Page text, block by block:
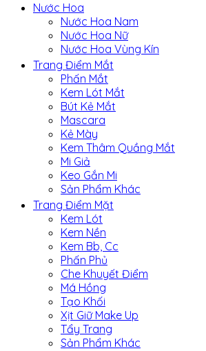
Nước Hoa
Nước Hoa Nam
Nước Hoa Nữ
Nước Hoa Vùng Kín
Trang Điểm Mắt
Phấn Mắt
Kem Lót Mắt
Bút Kẻ Mắt
Mascara
Kẻ Mày
Kem Thâm Quầng Mắt
Mi Giả
Keo Gắn Mi
Sản Phẩm Khác
Trang Điểm Mặt
Kem Lót
Kem Nền
Kem Bb, Cc
Phấn Phủ
Che Khuyết Điểm
Má Hồng
Tạo Khối
Xịt Giữ Make Up
Tẩy Trang
Sản Phẩm Khác